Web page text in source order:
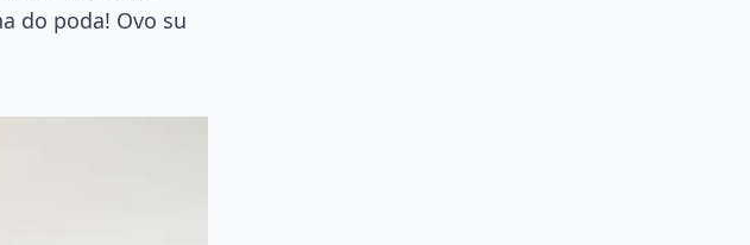
do poda! Ovo su